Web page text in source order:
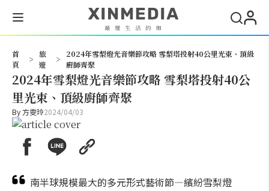
首
頁
>
旅
遊
>
2024年雪梨燈光音樂節攻略 雪梨塔投射40公里光束、頂級
廚師齊聚
2024年雪梨燈光音樂節攻略 雪梨塔投射40公
里光束、頂級廚師齊聚
By方雯玲2024/04/03
南半球規模最大的多元形式藝術節—繽紛雪梨燈